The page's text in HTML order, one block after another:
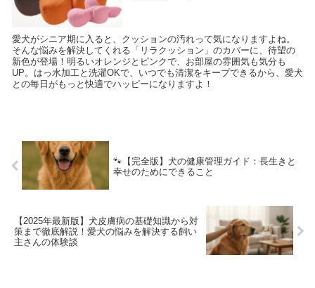
愛犬がシニア期に入ると、クッションの汚れって気になりますよね。
そんな悩みを解決してくれる「リラクッション」のカバーに、待望の
新色が登場！明るいオレンジとピンクで、お部屋の雰囲気も気分も
UP。はっ水加工と洗濯OKで、いつでも清潔をキープできるから、愛犬
との毎日がもっと快適でハッピーになりますよ！
🐾【完全版】犬の健康管理ガイド：長生きと
幸せのためにできること
【2025年最新版】犬皮膚病の基礎知識から対
策まで徹底解説！愛犬の悩みを解決する飼い
主さんの体験談